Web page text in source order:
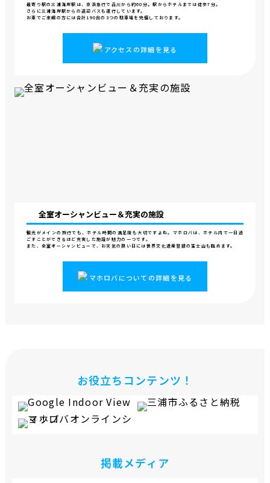
最寄り駅の三浦海岸駅は、京浜急行で品川から約60分。駅からホテルまでは徒歩7分。
さらに三浦海岸駅からの送迎バスも運行しています。
お車でご来館の方には合計190台の3つの駐車場を完備しております。
アクセスの詳細を見る
全室オーシャンビュー＆充実の施設
観光がメインの旅行でも、ホテル時間の満足度も大切ですよね。マホロバは、ホテル内で一日過
ごすことができるほど充実した施設が魅力の一つです。
また、全室オーシャンビューで、お天気の良い日には世界文化遺産登録の富士山も臨めます。
マホロバについての詳細を見る
お役立ちコンテンツ！
掲載メディア